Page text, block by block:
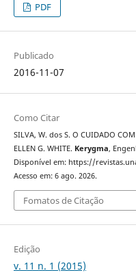
PDF
Publicado
2016-11-07
Como Citar
SILVA, W. dos S. O CUIDADO
ELLEN G. WHITE. Kerygma,
Disponível em: https://
Acesso em: 6 ago. 2026.
Fomatos de Citação
Edição
v. 11 n. 1 (2015)